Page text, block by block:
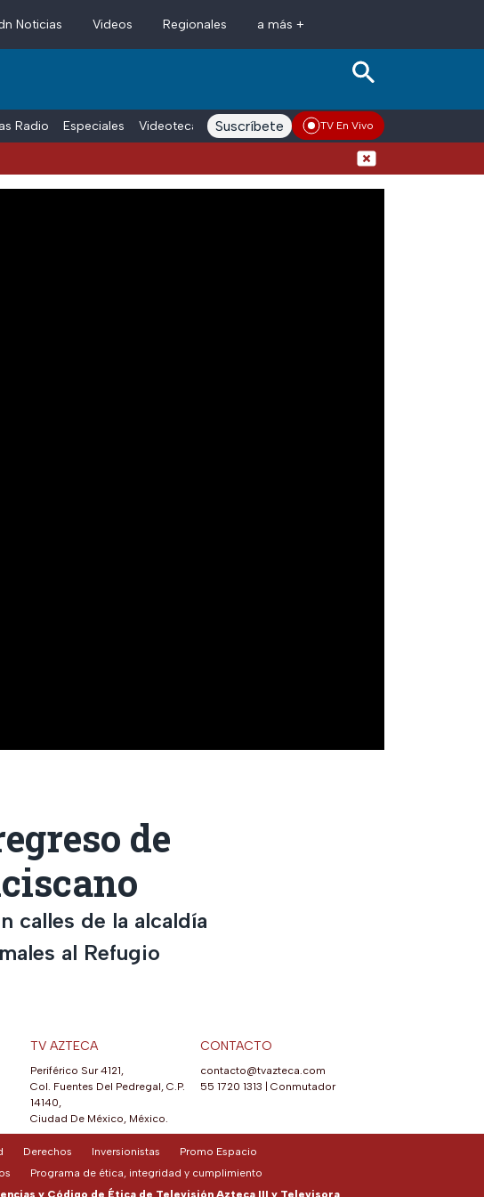
Noticias Videos Regionales a más +
Radio Especiales Videoteca Conductores Voces adn Noticias
Suscríbete TV En Vivo
de
calles de la alcaldía
al Refugio
TV AZTECA
Periférico Sur 4121,
Col. Fuentes Del Pedregal, C.P.
14140,
Ciudad De México, México.
CONTACTO
contacto@tvazteca.com
55 1720 1313 | Conmutador
Derechos Inversionistas
Promo Espacio
Programa de ética, integridad y cumplimiento
y Código de Ética de Televisión Azteca III y Televisora